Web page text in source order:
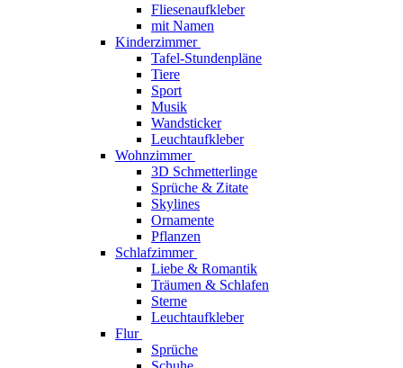
Fliesenaufkleber
mit Namen
Kinderzimmer
Tafel-Stundenpläne
Tiere
Sport
Musik
Wandsticker
Leuchtaufkleber
Wohnzimmer
3D Schmetterlinge
Sprüche & Zitate
Skylines
Ornamente
Pflanzen
Schlafzimmer
Liebe & Romantik
Träumen & Schlafen
Sterne
Leuchtaufkleber
Flur
Sprüche